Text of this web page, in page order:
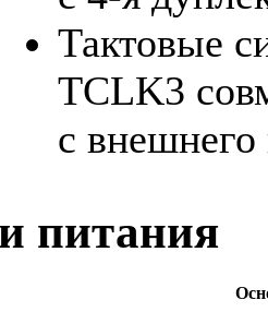
Тактовые
TCLK3
с внешнего
питания